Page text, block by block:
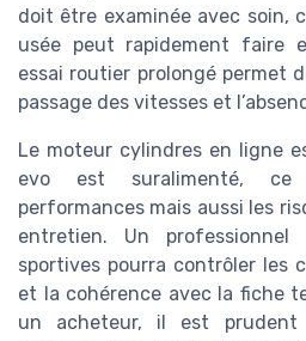
doit être examinée avec soin,
usée peut rapidement faire
essai routier prolongé permet
passage des vitesses et
Le moteur cylindres en ligne
evo est suralimenté,
performances mais aussi les
entretien. Un
sportives pourra contrôler les
et la cohérence avec la fiche
un acheteur, il est